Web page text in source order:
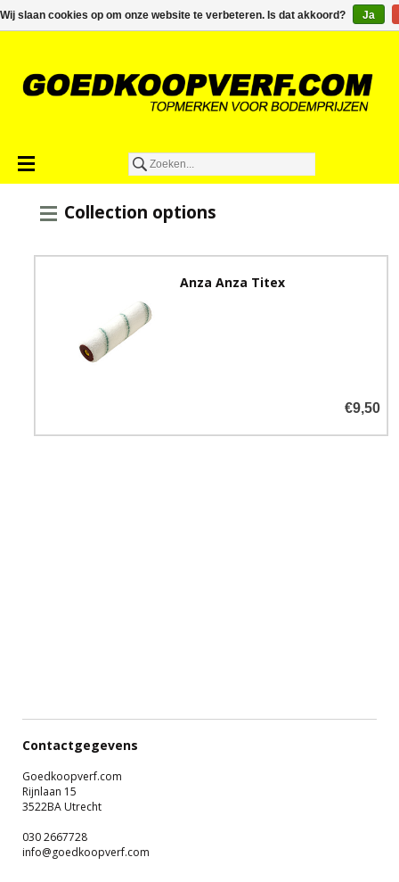
€0,00
Collection options
Anza Anza Titex
€9,50
Contactgegevens
Goedkoopverf.com
Rijnlaan 15
3522BA Utrecht
030 2667728
info@goedkoopverf.com
Wij slaan cookies op om onze website te verbeteren. Is dat akkoord? Ja